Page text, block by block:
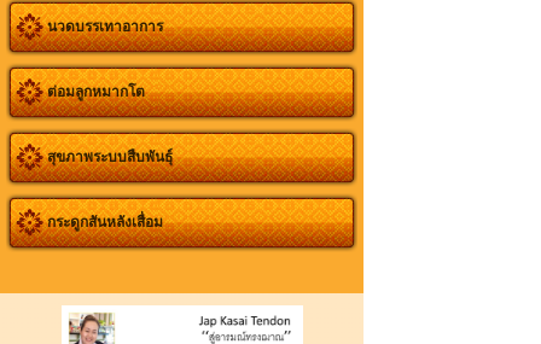
นวดบรรเทาอาการ
ต่อมลูกหมากโต
สุขภาพระบบสืบพันธุ์
กระดูกสันหลังเสื่อม